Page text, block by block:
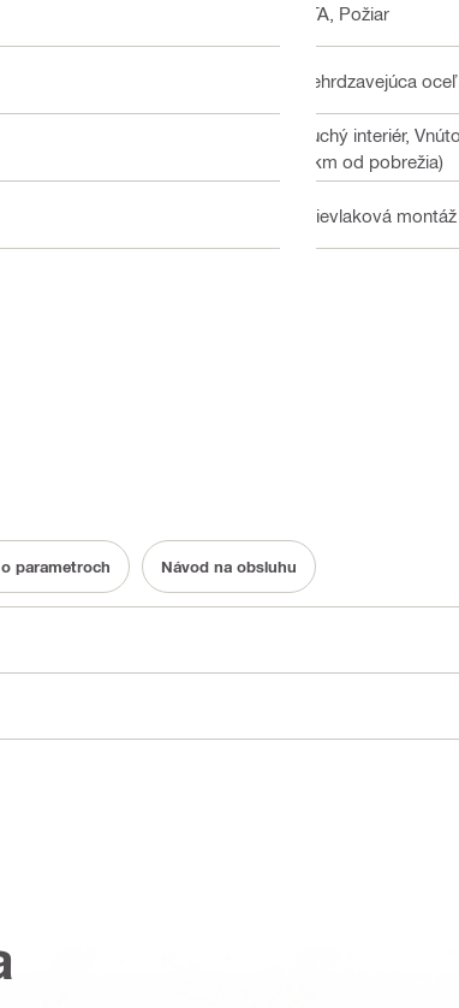
ETA, Požiar
Nehrdzavejúca
Suchý interiér,
1 km od pobrežia)
Prievlaková montáž
parametroch Návod na obsluhu